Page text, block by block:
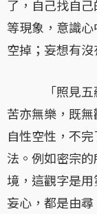
了，自己找自
等現象，意識
空掉；妄想有
「照見五蘊
苦亦無樂，既
自性空性，不
法。例如密宗
境，這觀字是
妄心，都是由